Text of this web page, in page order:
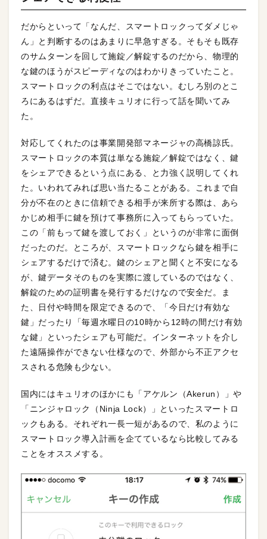
だからといって「なんだ、スマートロックってダメじゃ
ん」と判断するのはあまりに早急すぎる。そもそも既存
のサムターンを回して施錠／解錠するのだから、物理的
な鍵のほうがスピーディなのはわかりきっていたこと。
スマートロックの利点はそこではない。むしろ別のとこ
ろにあるはずだ。直接キュリオに行って話を聞いてみ
た。
対応してくれたのは事業開発部マネージャの高橋諒氏。
スマートロックの本質は単なる施錠／解錠ではなく、鍵
をシェアできるという点にある、と力強く説明してくれ
た。いわれてみれば思い当たることがある。これまで自
分が不在のときに信頼できる相手が来所する際は、あら
かじめ相手に鍵を預けて事務所に入ってもらっていた。
この「前もって鍵を渡しておく」というのが非常に面倒
だったのだ。ところが、スマートロックなら鍵を相手に
シェアするだけで済む。鍵のシェアと聞くと不安になる
が、鍵データそのものを実際に渡しているのではなく、
解錠のための証明書を発行するだけなので安全だ。ま
た、日付や時間を限定できるので、「今日だけ有効な
鍵」だったり「毎週水曜日の10時から12時の間だけ有効
な鍵」といったシェアも可能だ。インターネットを介し
た遠隔操作ができない仕様なので、外部から不正アクセ
スされる危険も少ない。
国内にはキュリオのほかにも「アケルン（Akerun）」や
「ニンジャロック（Ninja Lock）」といったスマートロ
ックもある。それぞれ一長一短があるので、私のように
スマートロック導入計画を企てているなら比較してみる
ことをオススメする。